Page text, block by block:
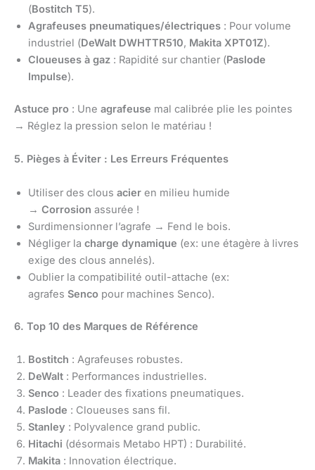
(Bostitch T5).
Agrafeuses pneumatiques/électriques : Pour volume
industriel (DeWalt DWHTTR510, Makita XPT01Z).
Cloueuses à gaz : Rapidité sur chantier (Paslode
Impulse).
Astuce pro : Une agrafeuse mal calibrée plie les pointes
→ Réglez la pression selon le matériau !
5. Pièges à Éviter : Les Erreurs Fréquentes
Utiliser des clous acier en milieu humide
→ Corrosion assurée !
Surdimensionner l’agrafe → Fend le bois.
Négliger la charge dynamique (ex: une étagère à livres
exige des clous annelés).
Oublier la compatibilité outil-attache (ex:
agrafes Senco pour machines Senco).
6. Top 10 des Marques de Référence
Bostitch : Agrafeuses robustes.
DeWalt : Performances industrielles.
Senco : Leader des fixations pneumatiques.
Paslode : Cloueuses sans fil.
Stanley : Polyvalence grand public.
Hitachi (désormais Metabo HPT) : Durabilité.
Makita : Innovation électrique.